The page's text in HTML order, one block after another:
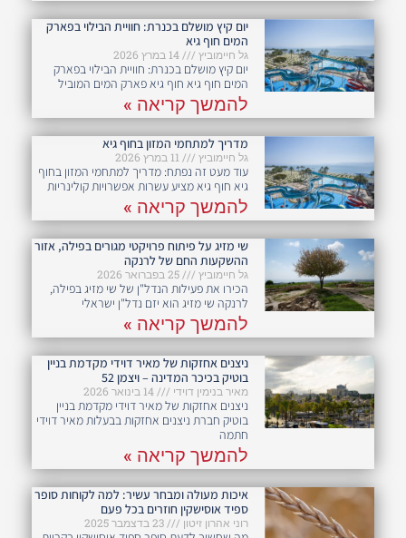
יום קיץ מושלם בכנרת: חוויית הבילוי בפארק
המים חוף גיא
גל חיימוביץ
יום קיץ מושלם בכנרת: חוויית הבילוי בפארק
המים חוף גיא חוף גיא פארק המים המוביל
להמשך קריאה »
מדריך למתחמי המזון בחוף גיא
גל חיימוביץ
עוד מעט זה נפתח: מדריך למתחמי המזון בחוף
גיא חוף גיא מציע עשרות אפשרויות קולינריות
להמשך קריאה »
שי מזיג על פיתוח פרויקטי מגורים בפילה, אזור
ההשקעות החם של לרנקה
גל חיימוביץ
הכירו את פעילות הנדל"ן של שי מזיג בפילה,
לרנקה שי מזיג הוא יזם נדל"ן ישראלי
להמשך קריאה »
ניצנים אחזקות של מאיר דוידי מקדמת בניין
בוטיק בכיכר המדינה – ויצמן 52
מאיר בנימין דוידי
ניצנים אחזקות של מאיר דוידי מקדמת בניין
בוטיק חברת ניצנים אחזקות בבעלות מאיר דוידי
חתמה
להמשך קריאה »
איכות מעולה ומבחר עשיר: למה לקוחות סופר
ספיד אוסישקין חוזרים בכל פעם​
רוני אהרון זיטון